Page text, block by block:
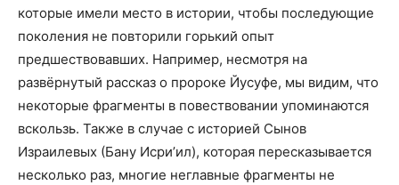
которые имели место в истории, чтобы последующие
поколения не повторили горький опыт
предшествовавших. Например, несмотря на
развёрнутый рассказ о пророке Йусуфе, мы видим, что
некоторые фрагменты в повествовании упоминаются
вскользь. Также в случае с историей Сынов
Израилевых (Бану Исри’ил), которая пересказывается
несколько раз, многие неглавные фрагменты не